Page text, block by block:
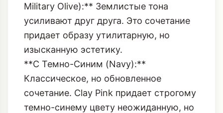
Military Olive):** Землистые тона
усиливают друг друга. Это сочетание
придает образу утилитарную, но
изысканную эстетику.
**С Темно-Синим (Navy):**
Классическое, но обновленное
сочетание. Clay Pink придает строгому
темно-синему цвету неожиданную, но